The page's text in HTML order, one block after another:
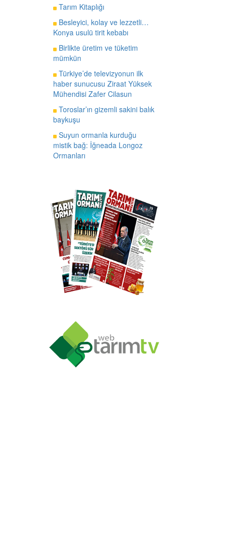
Tarım Kitaplığı
Besleyici, kolay ve lezzetli…
Konya usulü tirit kebabı
Birlikte üretim ve tüketim
mümkün
Türkiye’de televizyonun ilk
haber sunucusu Ziraat Yüksek
Mühendisi Zafer Cilasun
Toroslar’ın gizemli sakini balık
baykuşu
Suyun ormanla kurduğu
mistik bağ: İğneada Longoz
Ormanları